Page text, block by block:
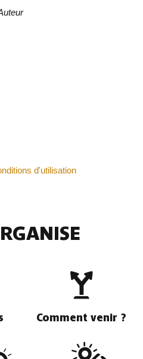
d'utilisation
Comment venir ?